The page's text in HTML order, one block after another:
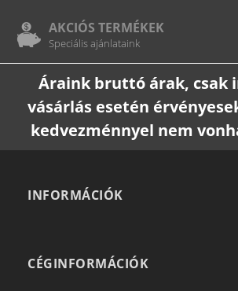
AKCIÓS TERMÉKEK
Speciális ajánlataink
Áraink bruttó árak, csak
vásárlás esetén
kedvezménnyel nem
INFORMÁCIÓK
CÉGINFORMÁCIÓK